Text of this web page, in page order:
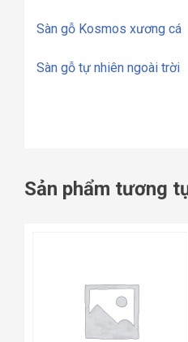
Sàn gỗ Kosmos xương cá
Sàn gỗ tự nhiên ngoài trời
Sản phẩm tương